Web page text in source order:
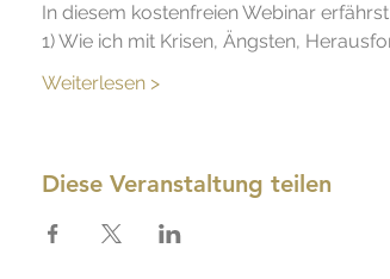
In diesem kostenfreien Webinar erfährst
1) Wie ich mit Krisen, Ängsten,
Weiterlesen >
Diese Veranstaltung teilen